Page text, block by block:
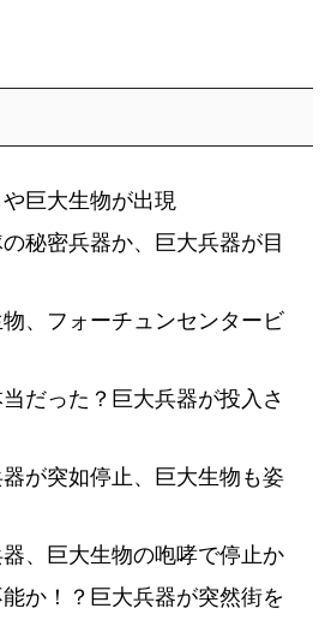
巨大生物が出現
秘密兵器か、巨大兵器が目
、フォーチュンセンタービ
だった？巨大兵器が投入さ
が突如停止、巨大生物も姿
、巨大生物の咆哮で停止か
か！？巨大兵器が突然街を